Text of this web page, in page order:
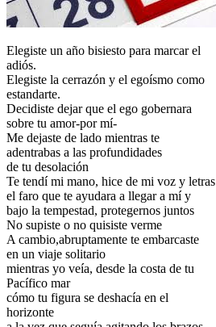
Elegiste un año bisiesto para marcar el
adiós.
Elegiste la cerrazón y el egoísmo como
estandarte.
Decidiste dejar que el ego gobernara
sobre tu amor-por mí-
Me dejaste de lado mientras te
adentrabas a las profundidades
de tu desolación
Te tendí mi mano, hice de mi voz y letras
el faro que te ayudara a llegar a mí y
bajo la tempestad, protegernos juntos
No supiste o no quisiste verme
A cambio,abruptamente te embarcaste
en un viaje solitario
mientras yo veía, desde la costa de tu
Pacífico mar
cómo tu figura se deshacía en el
horizonte